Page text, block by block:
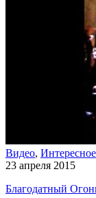
Видео, Интересное
23 апреля 2015
Благодатный